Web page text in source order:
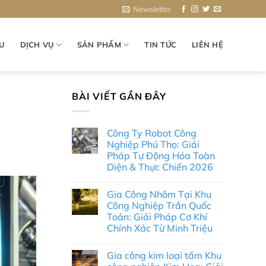
Newsletter
DỊCH VỤ SẢN PHẨM TIN TỨC LIÊN HỆ
BÀI VIẾT GẦN ĐÂY
Công Ty Robot Công
Nghiệp Phú Thọ: Giải
Pháp Tự Động Hóa Toàn
Diện & Thực Chiến 2026
bình
luận
ở
Công
Ty
Robot
Phú
Thọ:
Gia Công Nhôm Tại Khu
Công Nghiệp Trần Quốc
Toản: Giải Pháp Cơ Khí
Chính Xác Từ Minh Triệu
bình
luận
Gia công kim loại tấm Khu